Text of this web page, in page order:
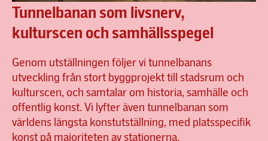
Tunnelbanan som livsnerv,
kulturscen och samhällsspegel
Genom utställningen följer vi tunnelbanans
utveckling från stort byggprojekt till stadsrum och
kulturscen, och samtalar om historia, samhälle och
offentlig konst. Vi lyfter även tunnelbanan som
världens längsta konstutställning, med platsspecifik
konst på majoriteten av stationerna.